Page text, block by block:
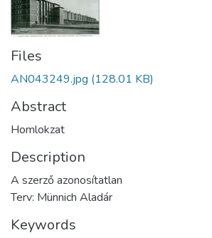
Files
AN043249.jpg (128.01 KB)
Abstract
Homlokzat
Description
A szerző azonosítatlan
Terv: Münnich Aladár
Keywords